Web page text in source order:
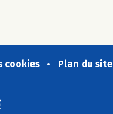
cookies Plan du site